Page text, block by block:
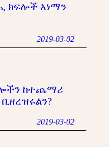
ክፍሎች እነማን
2019-03-02
ከተጨማሪ
2019-03-02